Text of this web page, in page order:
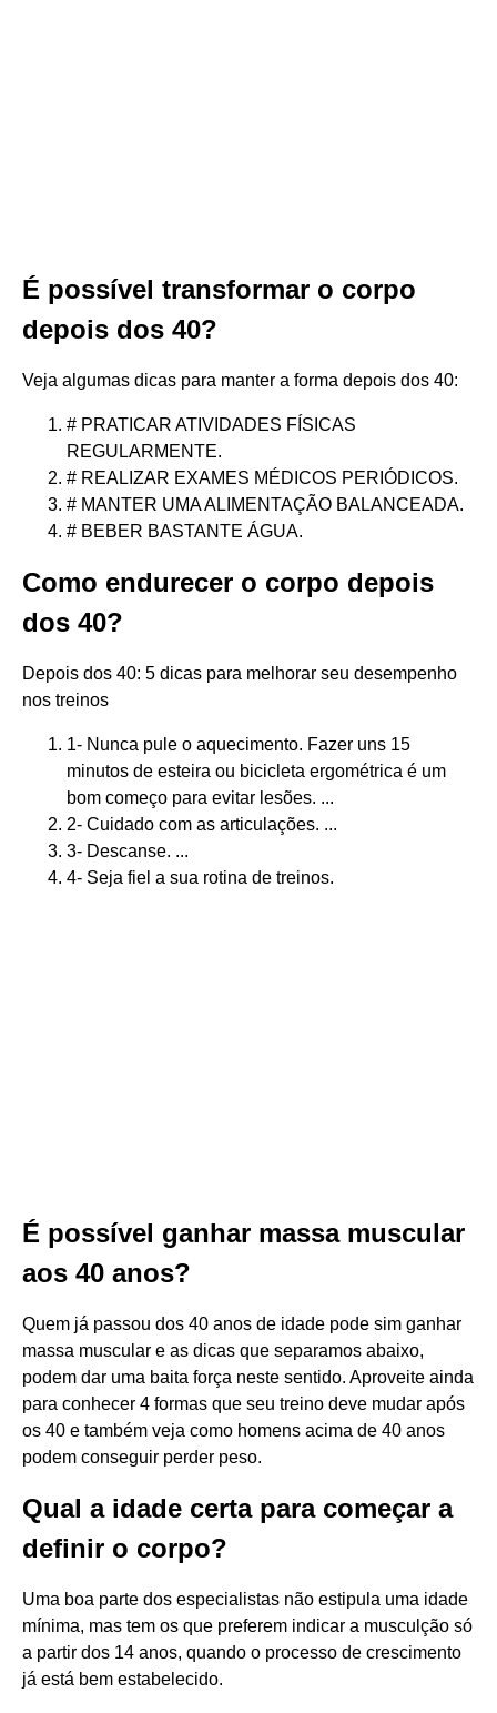
É possível transformar o corpo
depois dos 40?
Veja algumas dicas para manter a forma depois dos 40:
# PRATICAR ATIVIDADES FÍSICAS
REGULARMENTE.
# REALIZAR EXAMES MÉDICOS PERIÓDICOS.
# MANTER UMA ALIMENTAÇÃO BALANCEADA.
# BEBER BASTANTE ÁGUA.
Como endurecer o corpo depois
dos 40?
Depois dos 40: 5 dicas para melhorar seu desempenho
nos treinos
1- Nunca pule o aquecimento. Fazer uns 15
minutos de esteira ou bicicleta ergométrica é um
bom começo para evitar lesões. ...
2- Cuidado com as articulações. ...
3- Descanse. ...
4- Seja fiel a sua rotina de treinos.
É possível ganhar massa muscular
aos 40 anos?
Quem já passou dos 40 anos de idade pode sim ganhar
massa muscular e as dicas que separamos abaixo,
podem dar uma baita força neste sentido. Aproveite ainda
para conhecer 4 formas que seu treino deve mudar após
os 40 e também veja como homens acima de 40 anos
podem conseguir perder peso.
Qual a idade certa para começar a
definir o corpo?
Uma boa parte dos especialistas não estipula uma idade
mínima, mas tem os que preferem indicar a musculção só
a partir dos 14 anos, quando o processo de crescimento
já está bem estabelecido.